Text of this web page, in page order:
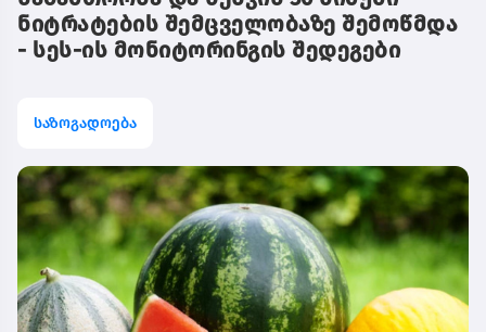
ნიტრატების შემცველობაზე შემოწმდა
- სეს-ის მონიტორინგის შედეგები
საზოგადოება